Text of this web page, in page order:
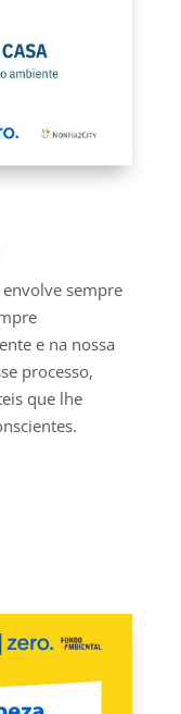
envolve sempre
e na nossa
processo,
que lhe